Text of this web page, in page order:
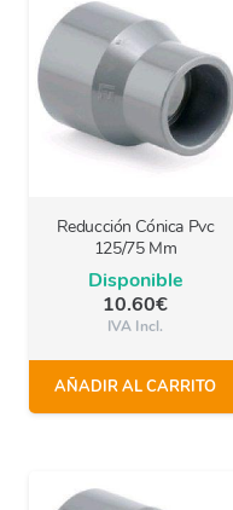
Reducción Cónica Pvc
125/75 Mm
Disponible
10.60€
IVA Incl.
AÑADIR AL CARRITO